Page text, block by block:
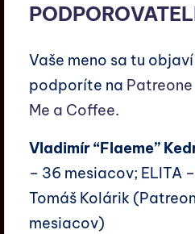
Vaše meno sa tu objaví
podporíte na Patreone
Me a Coffee.
Vladimír “Flaeme”
– 36 mesiacov; ELITA
Tomáš Kolárik
mesiacov)